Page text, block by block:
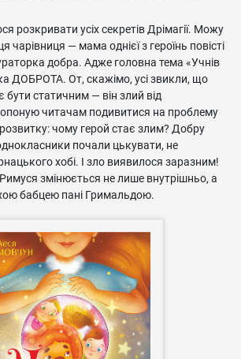
розкривати усіх секретів Дрімагії. Можу
чарівниця — мама однієї з героїнь повісті
добра. Адже головна тема «Учнів
ДОБРОТА. От, скажімо, усі звикли, що
статичним — він злий від
читачам подивитися на проблему
чому герой стає злим? Добру
почали цькувати, не
хобі. І зло виявилося заразним!
змінюється не лише внутрішньо, а
бабцею пані Гримальдою.